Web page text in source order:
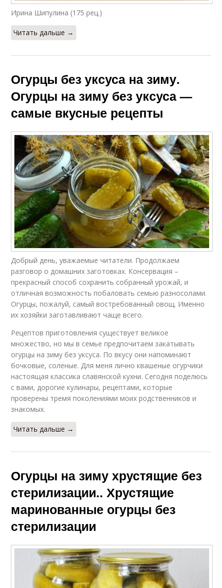
Ирина Шипулина (175 рец.)
Читать дальше →
Огурцы без уксуса на зиму.
Огурцы на зиму без уксуса —
самые вкусные рецепты
Добрый день, уважаемые читатели. Продолжаем
разговор о домашних заготовках. Консервация –
прекрасный способ сохранить собранный урожай, и
отличная возможность побаловать семью разносолами.
Огурцы, пожалуй, самый востребованный овощ. Именно
их хозяйки заготавливают чаще всего.
Рецептов приготовления существует великое
множество, но мы в семье предпочитаем закатывать
огурцы на зиму без уксуса. По вкусу они напоминают
бочковые, соленые. Для меня лично квашеные огурчики
настоящая классика славянской кухни. Сегодня поделюсь
с вами, дорогие кулинары, рецептами, которые
проверены тремя поколениями моих родственников и
знакомых.
Читать дальше →
Огурцы на зиму хрустящие без
стерилизации.. Хрустящие
маринованные огурцы без
стерилизации